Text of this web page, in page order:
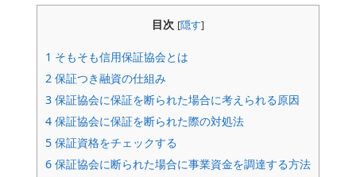
目次 [隠す]
1 そもそも信用保証協会とは
2 保証つき融資の仕組み
3 保証協会に保証を断られた場合に考えられる原因
4 保証協会に保証を断られた際の対処法
5 保証資格をチェックする
6 保証協会に断られた場合に事業資金を調達する方法